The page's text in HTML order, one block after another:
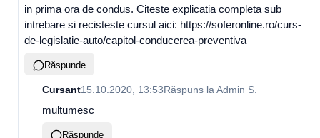
in prima ora de condus. Citeste explicatia completa sub
intrebare si recisteste cursul aici: https://soferonline.ro/curs-
de-legislatie-auto/capitol-conducerea-preventiva
Răspunde
Cursant15.10.2020, 13:53Răspuns la Admin S.
multumesc
Răspunde